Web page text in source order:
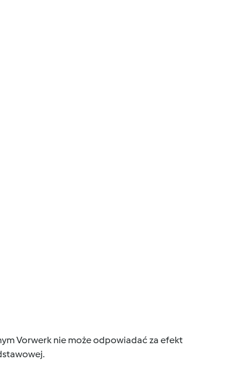
Vorwerk nie może odpowiadać za efekt